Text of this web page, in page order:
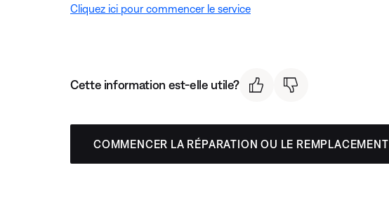
Cliquez ici pour commencer le service
Cette information est-elle utile?
COMMENCER LA RÉPARATION OU LE REMPLACEMENT